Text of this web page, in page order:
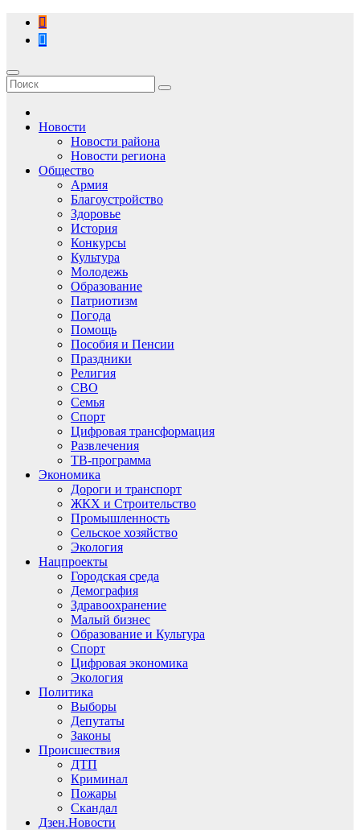
Перейти
содержимому
Новости
Новости района
Новости региона
Общество
Армия
Благоустройство
Здоровье
История
Конкурсы
Культура
Молодежь
Образование
Патриотизм
Погода
Помощь
Пособия и Пенсии
Праздники
Религия
СВО
Семья
Спорт
Цифровая трансформация
Развлечения
ТВ-программа
Экономика
Дороги и транспорт
ЖКХ и Строительство
Промышленность
Сельское хозяйство
Экология
Нацпроекты
Городская среда
Демография
Здравоохранение
Малый бизнес
Образование и Культура
Спорт
Цифровая экономика
Экология
Политика
Выборы
Депутаты
Законы
Происшествия
ДТП
Криминал
Пожары
Скандал
Дзен.Новости